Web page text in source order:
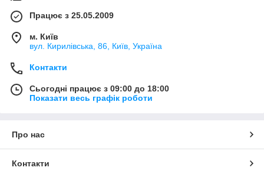
Працює з 25.05.2009
м. Київ
вул. Кирилівська, 86, Київ, Україна
Контакти
Сьогодні працює з 09:00 до 18:00
Показати весь графік роботи
Про нас
Контакти